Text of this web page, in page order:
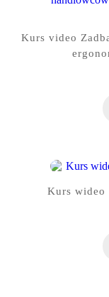
Kurs video
Kurs wideo